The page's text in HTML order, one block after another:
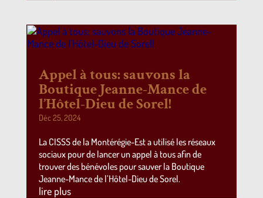
Appel à tous: sauvons la
Boutique Jeanne-Mance de
l’Hôtel-Dieu de Sorel!
Déc 25, 2024
La CISSS de la Montérégie-Est a utilisé les réseaux
sociaux pour de lancer un appel à tous afin de
trouver des bénévoles pour sauver la Boutique
Jeanne-Mance de l’Hôtel-Dieu de Sorel.
lire plus